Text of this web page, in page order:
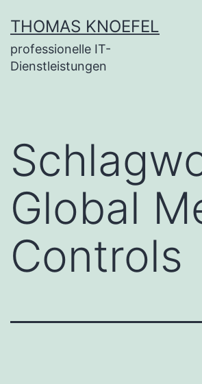
Inhalt
springen
THOMAS KNOEFEL
professionelle IT-
Dienstleistungen
Global
Controls